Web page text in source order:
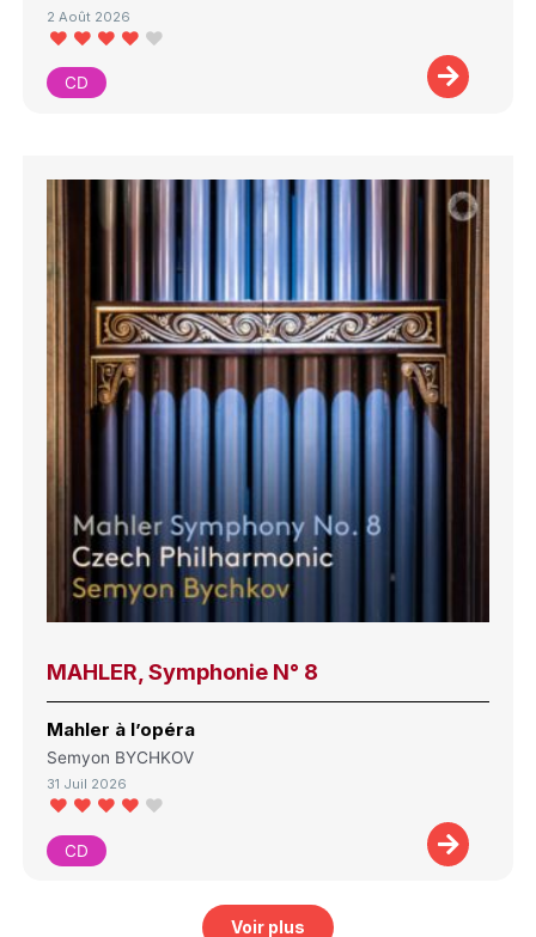
2 Août 2026
CD
MAHLER, Symphonie N° 8
Mahler à l’opéra
Semyon BYCHKOV
31 Juil 2026
CD
Voir plus